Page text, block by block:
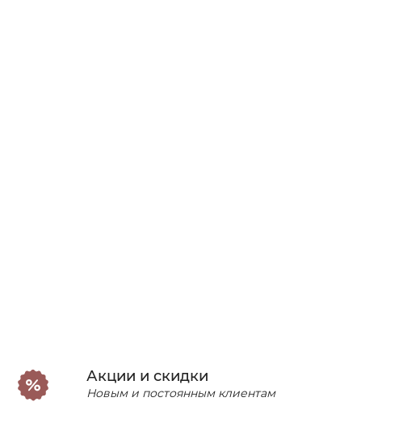
Акции и скидки
Новым и постоянным клиентам